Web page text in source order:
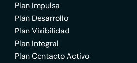
Plan Impulsa
Plan Desarrollo
Plan Visibilidad
Plan Integral
Plan Contacto Activo